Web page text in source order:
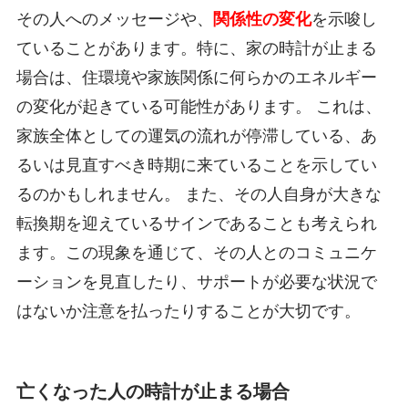
その人へのメッセージや、
関係性の変化を示唆し
ていることがあります。特に、家の時計が止まる
場合は、住環境や家族関係に何らかのエネルギー
の変化が起きている可能性があります。 これは、
家族全体としての運気の流れが停滞している、あ
るいは見直すべき時期に来ていることを示してい
るのかもしれません。 また、その人自身が大きな
転換期を迎えているサインであることも考えられ
ます。この現象を通じて、その人とのコミュニケ
ーションを見直したり、サポートが必要な状況で
はないか注意を払ったりすることが大切です。
亡くなった人の時計が止まる場合